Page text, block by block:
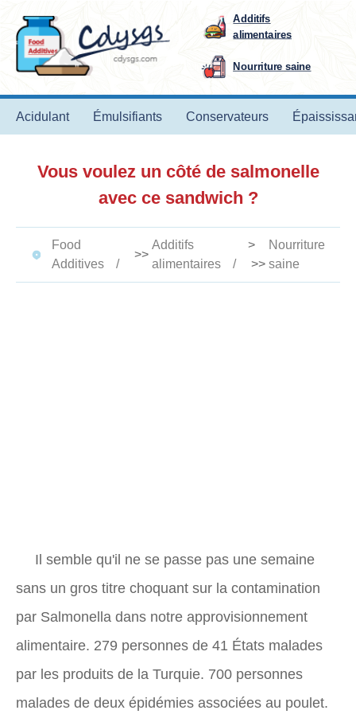
Additifs
alimentaires
Nourriture saine
Acidulant Émulsifiants Conservateurs
Vous voulez un côté de salmonelle
avec ce sandwich ?
Food
Additives
>>
Additifs
alimentaires
>
>>
Nourriture
saine
Il semble qu'il ne se passe pas une semaine
sans un gros titre choquant sur la contamination
par Salmonella dans notre approvisionnement
alimentaire. 279 personnes de 41 États malades
par les produits de la Turquie. 700 personnes
malades de deux épidémies associées au poulet.